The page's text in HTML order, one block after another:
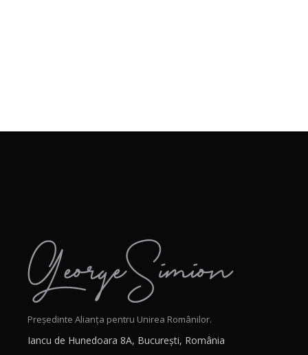
Președinte Alianța pentru Unirea Românilor.
Iancu de Hunedoara 8A, București, România